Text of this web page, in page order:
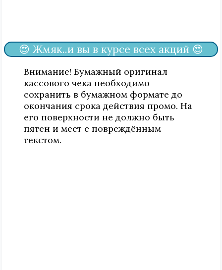
😍 Жмяк..и вы в курсе всех акций 😍
Внимание! Бумажный оригинал
кассового чека необходимо
сохранить в бумажном формате до
окончания срока действия промо. На
его поверхности не должно быть
пятен и мест с повреждённым
текстом.